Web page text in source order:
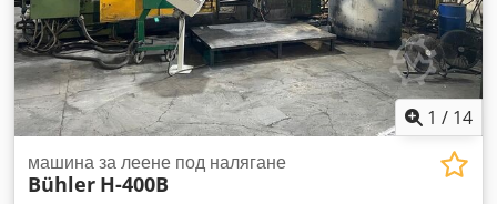
1 / 14
машина за леене под налягане
Bühler H-400B